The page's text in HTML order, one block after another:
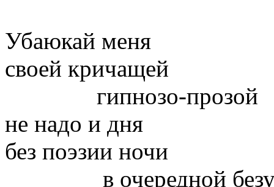
Убаюкай меня
своей кричащей
гипнозо-прозой
не надо и дня
без поэзии ночи
в очередной